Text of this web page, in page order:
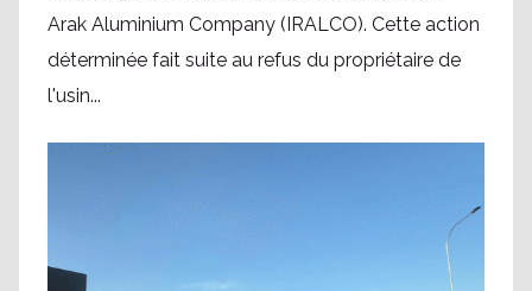
Arak Aluminium Company (IRALCO). Cette action
déterminée fait suite au refus du propriétaire de
l'usin...